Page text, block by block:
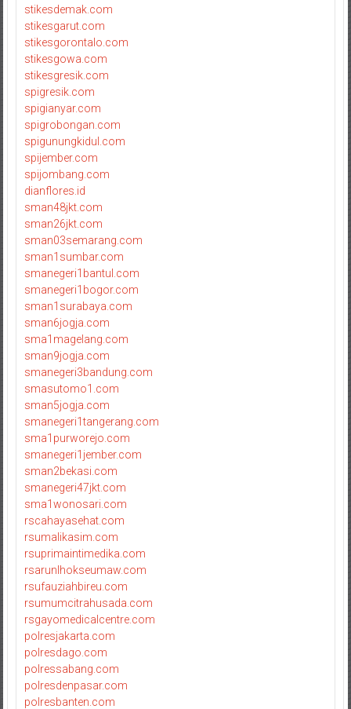
stikesdemak.com
stikesgarut.com
stikesgorontalo.com
stikesgowa.com
stikesgresik.com
spigresik.com
spigianyar.com
spigrobongan.com
spigunungkidul.com
spijember.com
spijombang.com
dianflores.id
sman48jkt.com
sman26jkt.com
sman03semarang.com
sman1sumbar.com
smanegeri1bantul.com
smanegeri1bogor.com
sman1surabaya.com
sman6jogja.com
sma1magelang.com
sman9jogja.com
smanegeri3bandung.com
smasutomo1.com
sman5jogja.com
smanegeri1tangerang.com
sma1purworejo.com
smanegeri1jember.com
sman2bekasi.com
smanegeri47jkt.com
sma1wonosari.com
rscahayasehat.com
rsumalikasim.com
rsuprimaintimedika.com
rsarunlhokseumaw.com
rsufauziahbireu.com
rsumumcitrahusada.com
rsgayomedicalcentre.com
polresjakarta.com
polresdago.com
polressabang.com
polresdenpasar.com
polresbanten.com